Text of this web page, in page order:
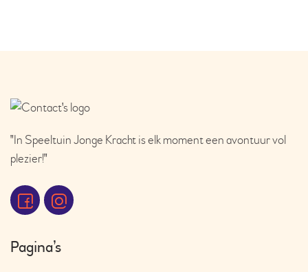
"In Speeltuin Jonge Kracht is elk moment een avontuur vol
plezier!"
Pagina’s